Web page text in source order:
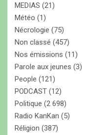
MEDIAS (21)
Météo (1)
Nécrologie (75)
Non classé (457)
Nos émissions (11)
Parole aux jeunes (3)
People (121)
PODCAST (12)
Politique (2 698)
Radio KanKan (5)
Réligion (387)